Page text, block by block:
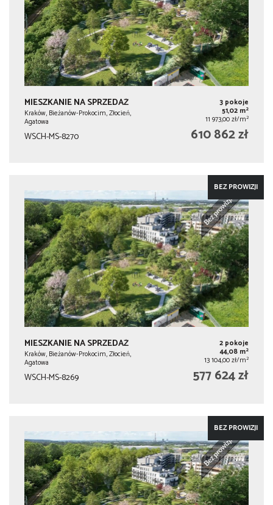
MIESZKANIE NA SPRZEDAŻ
Kraków, Bieżanów-Prokocim, Złocień,
Agatowa
3 pokoje
51,02 m2
11 973,00 zł/m2
WSCH-MS-8270 610 862 zł
BEZ PROWIZJI
MIESZKANIE NA SPRZEDAŻ
Kraków, Bieżanów-Prokocim, Złocień,
Agatowa
2 pokoje
44,08 m2
13 104,00 zł/m2
WSCH-MS-8269 577 624 zł
BEZ PROWIZJI